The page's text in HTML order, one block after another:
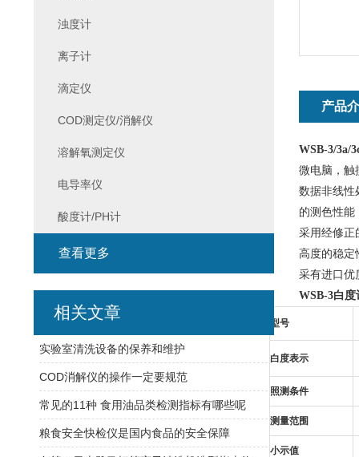
产品
WSB-3/3a/
微电脑，触
数据非线性
的测色性能
采用经修正
高度的稳定
采有进口优
WSB-3白度
型号
白度表示
照测条件
测量范围
小示值
浊度计
离子计
滴定仪
COD测定仪/消解仪
溶解氧测定仪
电导率仪
酸度计/PH计
查看更多
相关文章
实验室清洗设备的保养和维护
COD消解仪的操作一定要规范
常见的11种 食用油品类检测指标有哪些呢
粮食安全快检仪是国内食品的安全保障